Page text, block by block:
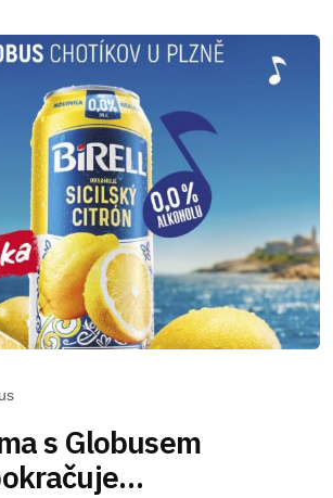
s Globusem